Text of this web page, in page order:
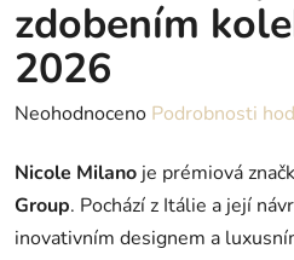
zdobením
2026
Průměrné
produktu
je
0,0
Neohodnoceno Podrobnosti
Nicole Milano je prémiová
Group. Pochází z Itálie a její
inovativním designem a